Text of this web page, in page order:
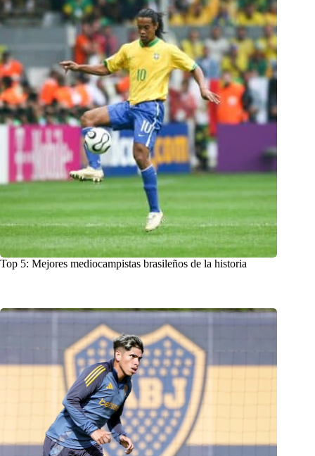
Top 5: Mejores mediocampistas brasileños de la historia